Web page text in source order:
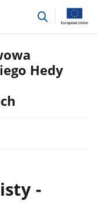
przejdź
Hedy
-